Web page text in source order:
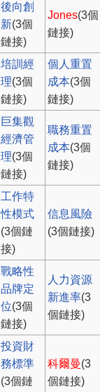
後向創
新(3個
鏈接)
Jones(3個
鏈接)
培訓經
理(3個
鏈接)
個人重置
成本(3個
鏈接)
巨集觀
經濟管
理(3個
鏈接)
職務重置
成本(3個
鏈接)
工作特
性模式
(3個鏈
接)
信息風險
(3個鏈接)
戰略性
品牌定
位(3個
鏈接)
人力資源
新進率(3
個鏈接)
投資財
務標準
(3個鏈
科爾曼(3
個鏈接)